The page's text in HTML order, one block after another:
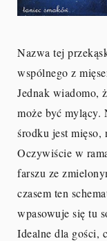
Nazwa tej
wspólnego z
Jednak wiadomo,
może być mylący.
środku jest mięso,
Oczywiście w
farszu ze
czasem ten
wpasowuje się tu
Idealne dla gości,